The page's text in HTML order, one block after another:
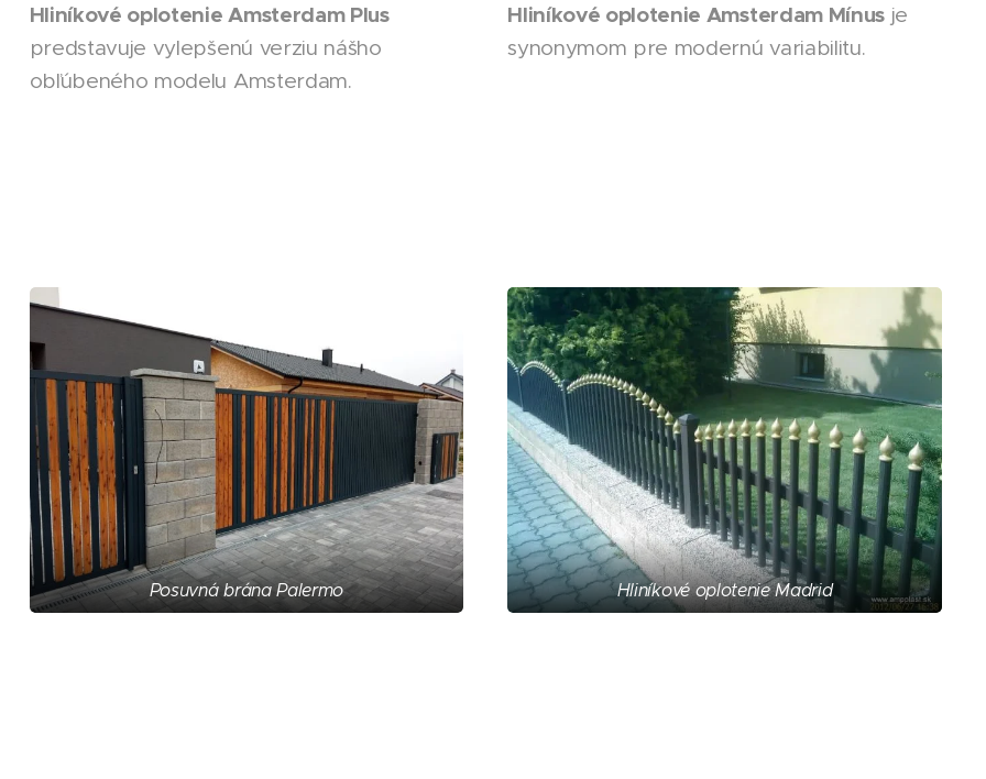
Hliníkové oplotenie Amsterdam Plus
predstavuje vylepšenú verziu nášho
obľúbeného modelu Amsterdam.
Hliníkové oplotenie Amsterdam Mínus je
synonymom pre modernú variabilitu.
Posuvná brána Palermo Hliníkové oplotenie Madrid